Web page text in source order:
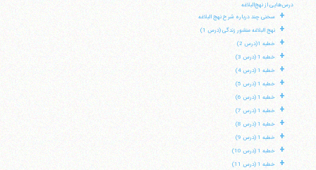
درس‌هایی از نهج‌البلاغه
+ سخنی چند درباره شرح نهج البلاغه
+ نهج البلاغه منشور زندگی (درس 1)
+ خطبه 1(درس 2)
+ خطبه 1 (درس 3)
+ خطبه 1 (درس 4)
+ خطبه 1 (درس 5)
+ خطبه 1 (درس 6)
+ خطبه 1 (درس 7)
+ خطبه 1 (درس 8)
+ خطبه 1 (درس 9)
+ خطبه 1 (درس 10)
+ خطبه 1 (درس 11)